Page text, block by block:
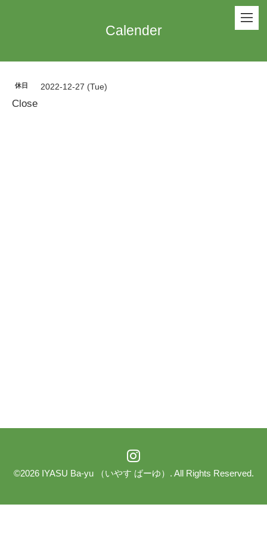
Calender
休日 2022-12-27 (Tue)
Close
©2026 IYASU Ba-yu （いやす ばーゆ） . All Rights Reserved.